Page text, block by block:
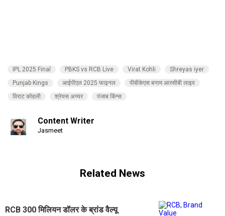
IPL 2025 Final PBKS vs RCB Live Virat Kohli
Shreyas iyer
Punjab Kings
आईपीएल 2025 फाइनल
पीबीकेएस बनाम आरसीबी लाइव
विराट कोहली
श्रेयस अय्यर पंजाब किंग्स
Content Writer
Jasmeet
Related News
RCB 300 मिलियन डॉलर के ब्रांड वैल्यू